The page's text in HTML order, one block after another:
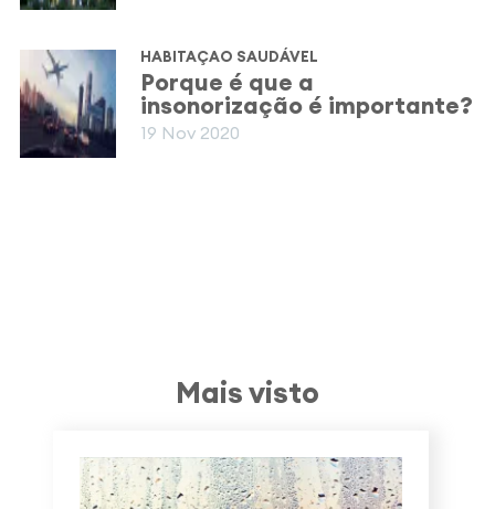
HABITAÇAO SAUDÁVEL
Porque é que a
insonorização é importante?
19 Nov 2020
Mais visto